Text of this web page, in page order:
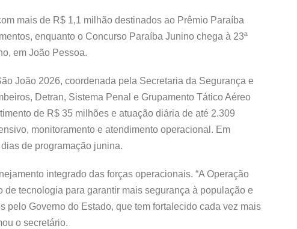
mais de R$ 1,1 milhão destinados ao Prêmio Paraíba
enquanto o Concurso Paraíba Junino chega à 23ª
em João Pessoa.
João 2026, coordenada pela Secretaria da Segurança e
Detran, Sistema Penal e Grupamento Tático Aéreo
de R$ 35 milhões e atuação diária de até 2.309
monitoramento e atendimento operacional. Em
de programação junina.
integrado das forças operacionais. “A Operação
tecnologia para garantir mais segurança à população e
Governo do Estado, que tem fortalecido cada vez mais
o secretário.